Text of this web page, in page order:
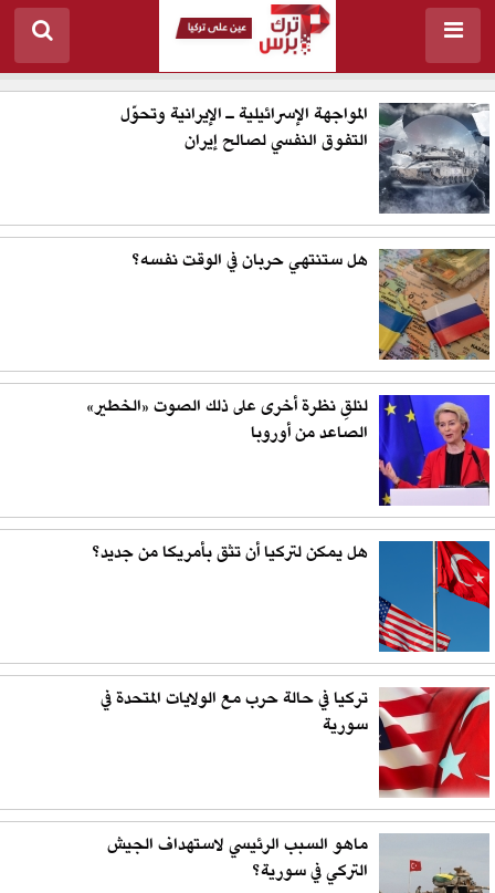
المواجهة الإسرائيلية ـ الإيرانية وتحوّل
التفوق النفسي لصالح إيران
هل ستنتهي حربان في الوقت نفسه؟
لنلقِ نظرة أخرى على ذلك الصوت «الخطير»
الصاعد من أوروبا
هل يمكن لتركيا أن تثق بأمريكا من جديد؟
تركيا في حالة حرب مع الولايات المتحدة في
سورية
ماهو السبب الرئيسي لاستهداف الجيش
التركي في سورية؟